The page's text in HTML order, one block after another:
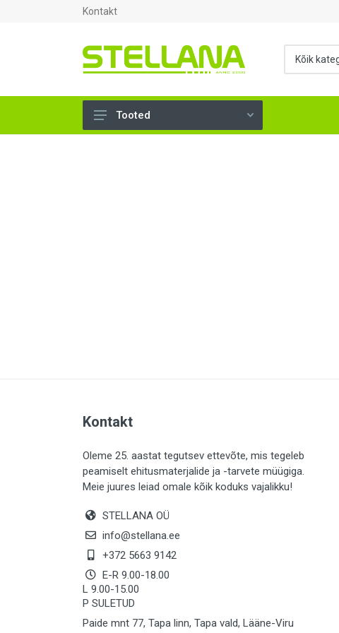
Kontakt
LIISTUD (183)
KIVID (31)
KATTED (133)
MAALRITARBED (1029)
SOOJUSTUS (15)
KEEMIA (222)
TÖÖRIIDED (117)
SAUN (8)
Tooted
Kontakt
Oleme 25. aastat tegutsev ettevõte, mis tegeleb
peamiselt ehitusmaterjalide ja -tarvete müügiga.
Meie juures leiad omale kõik koduks vajalikku!
STELLANA OÜ
info@stellana.ee
+372 5663 9142
E-R 9.00-18.00
L 9.00-15.00
P SULETUD
Paide mnt 77, Tapa linn, Tapa vald, Lääne-Viru